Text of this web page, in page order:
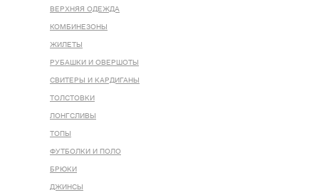
ВЕРХНЯЯ ОДЕЖДА
КОМБИНЕЗОНЫ
ЖИЛЕТЫ
РУБАШКИ И ОВЕРШОТЫ
СВИТЕРЫ И КАРДИГАНЫ
ТОЛСТОВКИ
ЛОНГСЛИВЫ
ТОПЫ
ФУТБОЛКИ И ПОЛО
БРЮКИ
ДЖИНСЫ